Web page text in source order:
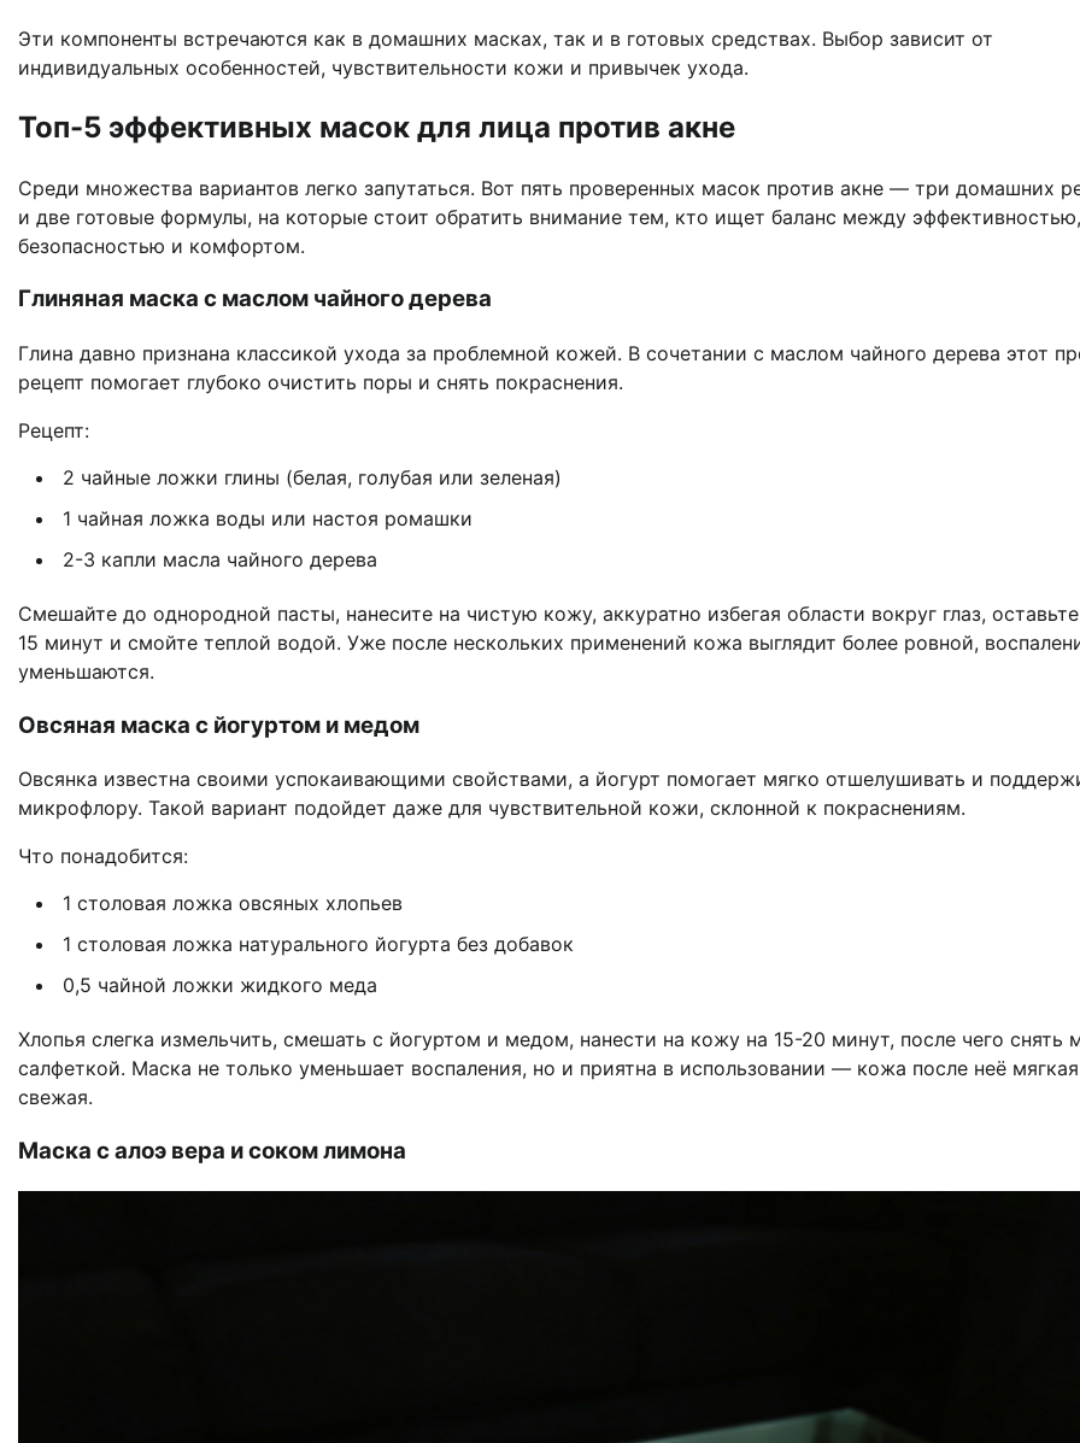
Эти компоненты встречаются как в домашних масках, так и в готовых средствах. Выбор зависит от
индивидуальных особенностей, чувствительности кожи и привычек ухода.
Топ-5 эффективных масок для лица против акне
Среди множества вариантов легко запутаться. Вот пять проверенных масок против акне — три домашних
и две готовые формулы, на которые стоит обратить внимание тем, кто ищет баланс между эффективностью,
безопасностью и комфортом.
Глиняная маска с маслом чайного дерева
Глина давно признана классикой ухода за проблемной кожей. В сочетании с маслом чайного дерева этот
рецепт помогает глубоко очистить поры и снять покраснения.
Рецепт:
2 чайные ложки глины (белая, голубая или зеленая)
1 чайная ложка воды или настоя ромашки
2-3 капли масла чайного дерева
Смешайте до однородной пасты, нанесите на чистую кожу, аккуратно избегая области вокруг глаз,
15 минут и смойте теплой водой. Уже после нескольких применений кожа выглядит более ровной,
уменьшаются.
Овсяная маска с йогуртом и медом
Овсянка известна своими успокаивающими свойствами, а йогурт помогает мягко отшелушивать и
микрофлору. Такой вариант подойдет даже для чувствительной кожи, склонной к покраснениям.
Что понадобится:
1 столовая ложка овсяных хлопьев
1 столовая ложка натурального йогурта без добавок
0,5 чайной ложки жидкого меда
Хлопья слегка измельчить, смешать с йогуртом и медом, нанести на кожу на 15-20 минут, после чего снять
салфеткой. Маска не только уменьшает воспаления, но и приятна в использовании — кожа после неё
свежая.
Маска с алоэ вера и соком лимона